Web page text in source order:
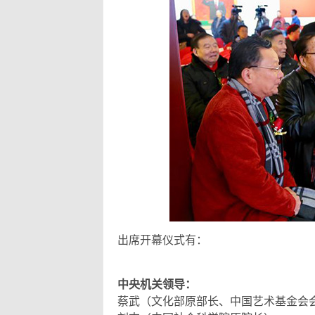
出席开幕仪式有：
中央机关领导：
蔡武（文化部原部长、中国艺术基金会